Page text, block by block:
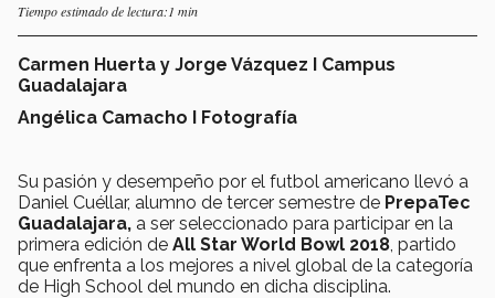
Tiempo estimado de lectura:1 min
Carmen Huerta y Jorge Vázquez I Campus
Guadalajara
Angélica Camacho I Fotografía
Su pasión y desempeño por el futbol americano llevó a
Daniel Cuéllar, alumno de tercer semestre de PrepaTec
Guadalajara, a ser seleccionado para participar en la
primera edición de All Star World Bowl 2018 , partido
que enfrenta a los mejores a nivel global de la categoría
de High School del mundo en dicha disciplina.